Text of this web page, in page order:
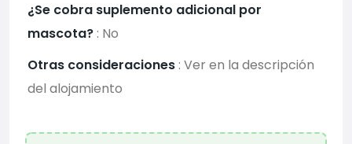
¿Se cobra suplemento adicional por
mascota? : No
Otras consideraciones : Ver en la descripción
del alojamiento